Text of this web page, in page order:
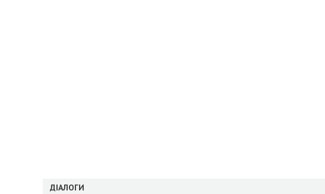
ДІАЛОГИ